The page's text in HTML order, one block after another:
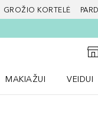
GROŽIO KORTELĖ
Į
MAKIAŽUI
VEIDUI